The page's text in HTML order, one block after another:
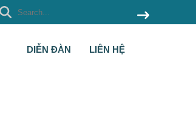
DIỄN ĐÀN LIÊN HỆ